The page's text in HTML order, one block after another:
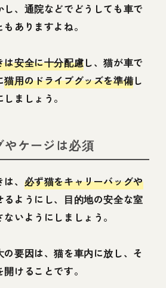
し、通院などでどうしても車で
ありますよね。
は安全に十分配慮し、猫が車で
猫用のドライブグッズを準備し
ましょう。
ケージは必須
、 必ず猫をキャリーバッグや
るようにし、目的地の安全な室
いようにしましょう。
要因は、猫を車内に放し、そ
けることです。